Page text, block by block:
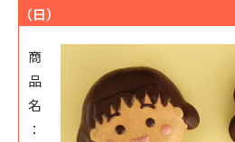
（日）
商
品
名
：